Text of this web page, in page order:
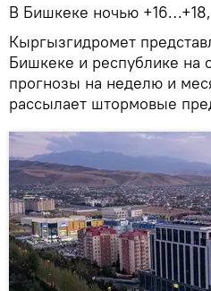
В Бишкеке ночью
Кыргызгидромет
Бишкеке и республике на
прогнозы на неделю и
рассылает штормовые